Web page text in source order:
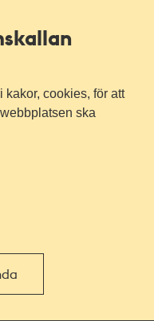
kakor, cookies, för att
ska